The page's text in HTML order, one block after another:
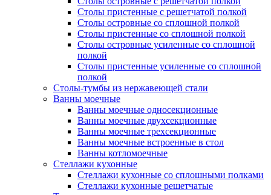
Столы пристенные с решетчатой полкой
Столы островные со сплошной полкой
Столы пристенные со сплошной полкой
Столы островные усиленные со сплошной
полкой
Столы пристенные усиленные со сплошной
полкой
Столы-тумбы из нержавеющей стали
Ванны моечные
Ванны моечные односекционные
Ванны моечные двухсекционные
Ванны моечные трехсекционные
Ванны моечные встроенные в стол
Ванны котломоечные
Стеллажи кухонные
Стеллажи кухонные со сплошными полками
Стеллажи кухонные решетчатые